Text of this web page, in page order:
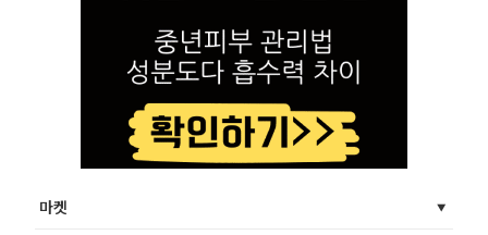
마켓